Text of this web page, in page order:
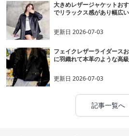
大きめレザージャケットお
でリラックス感があり幅広
更新日2026-07-03
フェイクレザーライダース
に羽織れて本革のような高
更新日2026-07-03
記事一覧へ